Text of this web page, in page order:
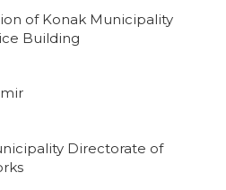
of Konak Municipality
Building
Directorate of